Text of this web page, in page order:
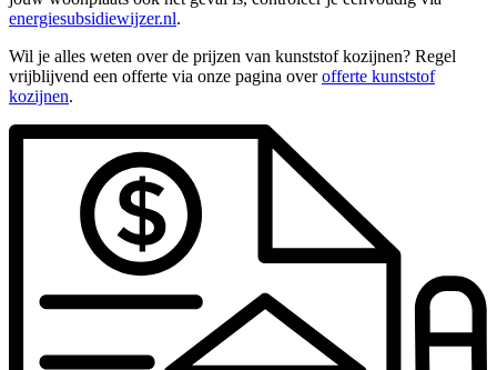
energiesubsidiewijzer.nl.
Wil je alles weten over de prijzen van kunststof kozijnen? Regel
vrijblijvend een offerte via onze pagina overofferte kunststof
kozijnen.